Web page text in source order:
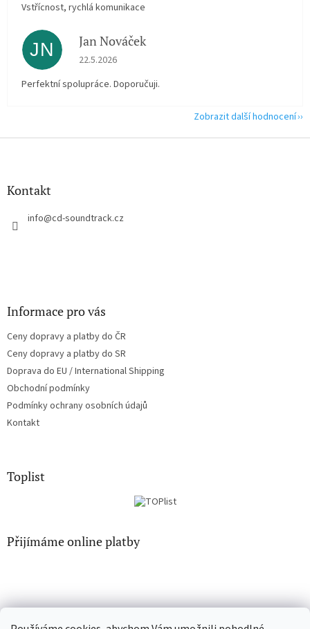
Vstřícnost, rychlá komunikace
JN Jan Nováček
Hodnocení obchodu je 5 z 5 hvězdiček.
22.5.2026
Perfektní spolupráce. Doporučuji.
Zobrazit další hodnocení
Z
Kontakt
info@cd-soundtrack.cz
Informace pro vás
Ceny dopravy a platby do ČR
Ceny dopravy a platby do SR
Doprava do EU / International Shipping
Obchodní podmínky
Podmínky ochrany osobních údajů
Kontakt
Toplist
Přijímáme online platby